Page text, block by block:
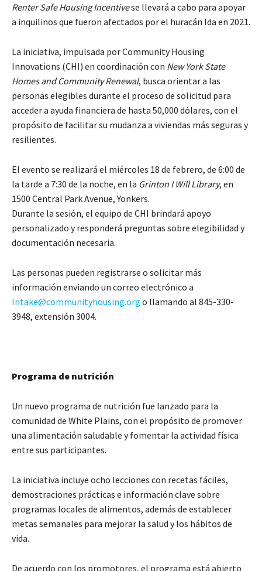
Renter Safe Housing Incentivese llevará a cabo para apoyar
a inquilinos que fueron afectados por el huracán Ida en 2021.
La iniciativa, impulsada por Community Housing
Innovations (CHI) en coordinación con New York State
Homes and Community Renewal, busca orientar a las
personas elegibles durante el proceso de solicitud para
acceder a ayuda financiera de hasta 50,000 dólares, con el
propósito de facilitar su mudanza a viviendas más seguras y
resilientes.
El evento se realizará el miércoles 18 de febrero, de 6:00 de
la tarde a 7:30 de la noche, en la Grinton I Will Library, en
1500 Central Park Avenue, Yonkers.
Durante la sesión, el equipo de CHI brindará apoyo
personalizado y responderá preguntas sobre elegibilidad y
documentación necesaria.
Las personas pueden registrarse o solicitar más
información enviando un correo electrónico a
Intake@communityhousing.org o llamando al 845-330-
3948, extensión 3004.
Programa de nutrición
Un nuevo programa de nutrición fue lanzado para la
comunidad de White Plains, con el propósito de promover
una alimentación saludable y fomentar la actividad física
entre sus participantes.
La iniciativa incluye ocho lecciones con recetas fáciles,
demostraciones prácticas e información clave sobre
programas locales de alimentos, además de establecer
metas semanales para mejorar la salud y los hábitos de
vida.
De acuerdo con los promotores, el programa está abierto